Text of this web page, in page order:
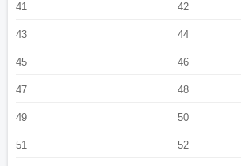
41 42
43 44
45 46
47 48
49 50
51 52